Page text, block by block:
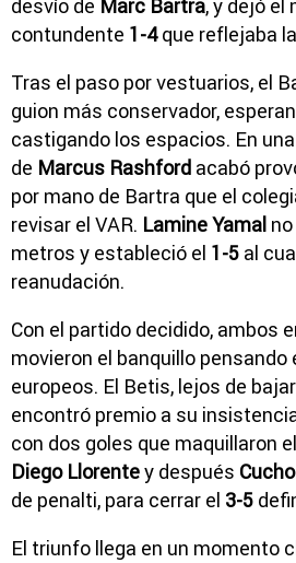
desvío de Marc Bartra, y dejó el
contundente 1-4que reflejaba
Tras el paso por vestuarios, el
guion más conservador,
castigando los espacios. En
de Marcus Rashford acabó
por mano de Bartra que el
revisar el VAR. Lamine Yamal
metros y estableció el 1-5 al
reanudación.
Con el partido decidido, ambos
movieron el banquillo
europeos. El Betis, lejos de
encontró premio a su
con dos goles que maquillaron
Diego Llorentey después
de penalti, para cerrar el 3-5
El triunfo llega en un momento